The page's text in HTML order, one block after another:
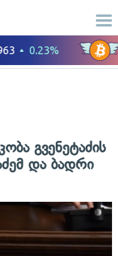
გვენეტაძის
და ბადრი